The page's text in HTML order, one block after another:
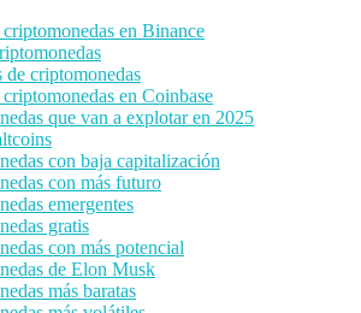
en Binance
de criptomonedas
en Coinbase
que van a explotar en 2025
con baja capitalización
con más futuro
emergentes
gratis
con más potencial
de Elon Musk
más baratas